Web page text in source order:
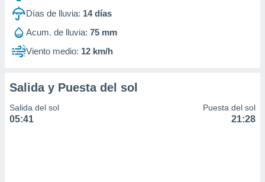
Días de lluvia: 14días
Acum. de lluvia: 75 mm
Viento medio: 12 km/h
Salida y Puesta del sol
Salida del sol
05:41
Puesta del sol
21:28